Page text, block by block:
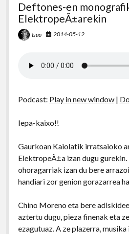
Deftones-en
ElektropeÃ±arekin
Isuo 2014-05-12
Podcast: Play in new window|
Iepa-kaixo!!
Gaurkoan Kaiolatik irratsaioko
ElektropeÃ±a izan dugu
ohoragarriak izan du bere
handiari zor genion gorazarrea
Chino Moreno eta bere
aztertu dugu, pieza finenak eta
ezagutuaz. A ze plazerra,